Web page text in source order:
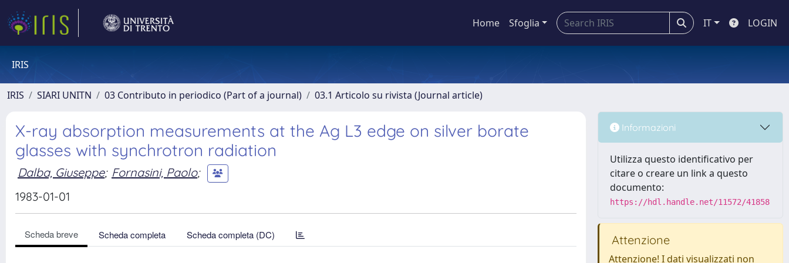
Home Sfoglia IT LOGIN
IRIS
IRIS SIARI UNITN 03 Contributo in periodico (Part of a journal) 03.1 Articolo su rivista (Journal article)
X-ray absorption measurements at the Ag L3 edge on silver borate
glasses with synchrotron radiation
Dalba, Giuseppe; Fornasini, Paolo;
1983-01-01
Scheda breve Scheda completa Scheda completa (DC)
Informazioni
Utilizza questo identificativo per
citare o creare un link a questo
documento:
https://hdl.handle.net/11572/41858
Attenzione
Attenzione! I dati visualizzati non